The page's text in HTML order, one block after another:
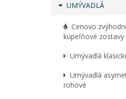
UMÝVADLÁ
Cenovo
kúpeľňové zostavy
Umývadlá
Umývadlá
rohové